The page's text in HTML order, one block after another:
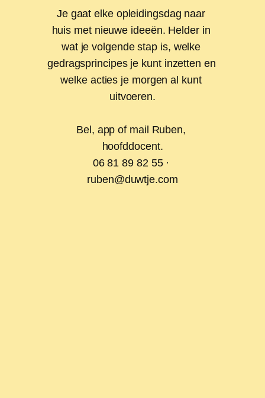
Je gaat elke opleidingsdag naar
huis met nieuwe ideeën. Helder in
wat je volgende stap is, welke
gedragsprincipes je kunt inzetten en
welke acties je morgen al kunt
uitvoeren.
Bel, app of mail Ruben,
hoofddocent.
06 81 89 82 55 ·
ruben@duwtje.com